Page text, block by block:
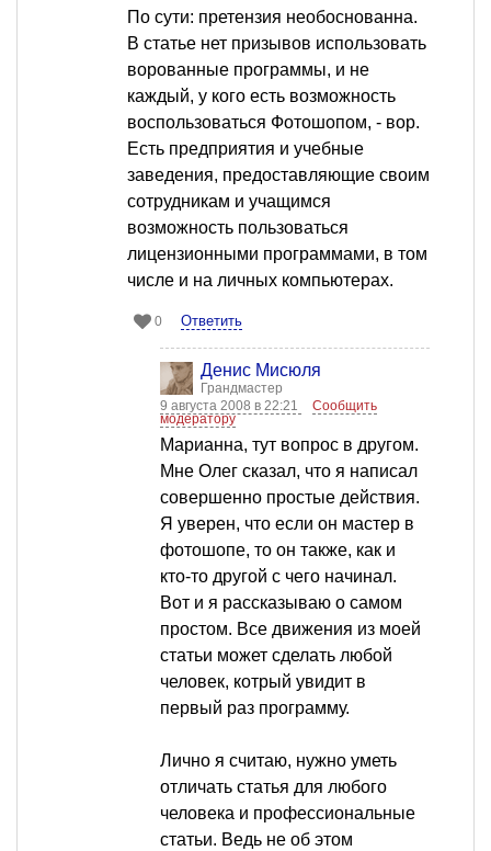
По сути: претензия необоснованна.
В статье нет призывов использовать
ворованные программы, и не
каждый, у кого есть возможность
воспользоваться Фотошопом, - вор.
Есть предприятия и учебные
заведения, предоставляющие своим
сотрудникам и учащимся
возможность пользоваться
лицензионными программами, в том
числе и на личных компьютерах.
0 Ответить
Денис Мисюля
Грандмастер
9 августа 2008 в 22:21
Сообщить
модератору
Марианна, тут вопрос в другом.
Мне Олег сказал, что я написал
совершенно простые действия.
Я уверен, что если он мастер в
фотошопе, то он также, как и
кто-то другой с чего начинал.
Вот и я рассказываю о самом
простом. Все движения из моей
статьи может сделать любой
человек, котрый увидит в
первый раз программу.
Лично я считаю, нужно уметь
отличать статья для любого
человека и профессиональные
статьи. Ведь не об этом